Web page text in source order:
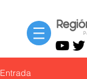
Entrada